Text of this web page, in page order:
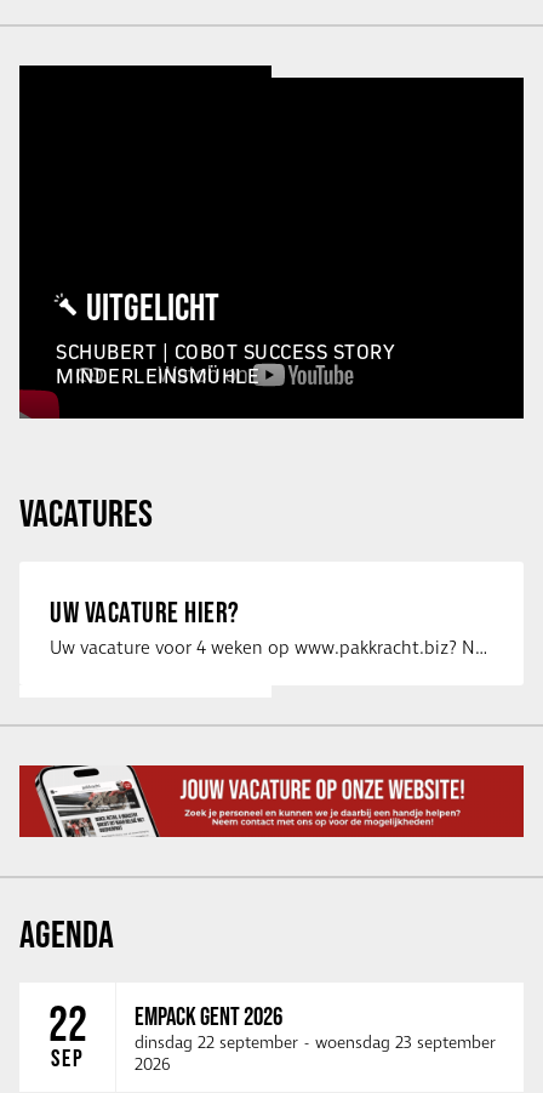
UITGELICHT
SCHUBERT | COBOT SUCCESS STORY
MINDERLEINSMÜHLE
VACATURES
UW VACATURE HIER?
Uw vacature voor 4 weken op www.pakkracht.biz? Neem dan contact op met Yannick van …
AGENDA
22
SEP
EMPACK GENT 2026
dinsdag 22 september - woensdag 23 september
2026